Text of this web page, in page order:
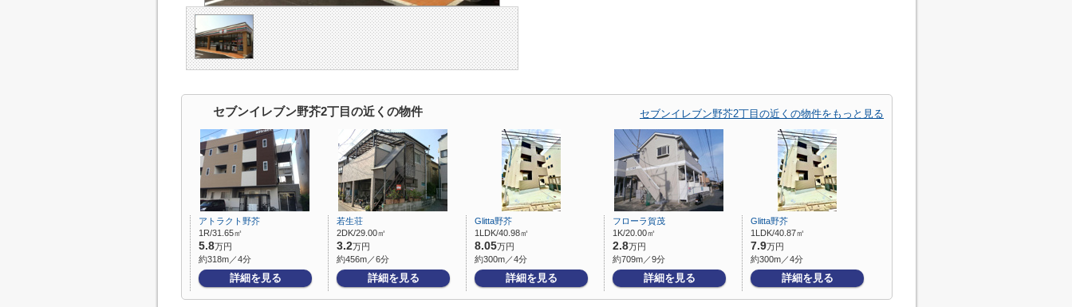
セブンイレブン野芥2丁目の近くの物件 セブンイレブン野芥2丁目の近くの物件をもっと見る
アトラクト野芥
1R/31.65㎡
5.8万円
約318m／4分
詳細を見る
若生荘
2DK/29.00㎡
3.2万円
約456m／6分
詳細を見る
Glitta野芥
1LDK/40.98㎡
8.05万円
約300m／4分
詳細を見る
フローラ賀茂
1K/20.00㎡
2.8万円
約709m／9分
詳細を見る
Glitta野芥
1LDK/40.87㎡
7.9万円
約300m／4分
詳細を見る